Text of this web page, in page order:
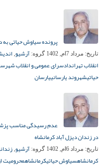
پرونده سیاوش حیاتی به
تاریخ: مرداد 7ام, 1402 گروه: آرشیو,
انقلاب تهراندادسرای عمومی و انقلاب
حیاتیشهروند یارسانییارسان
عدم رسیدگی مناسب
در زندان دیزل آباد کرمانشاه
تاریخ: مرداد 6ام, 1402 گروه: آرشیو,
کرمانشاهسیاوش حیاتیکرمانشاهمحرومیت